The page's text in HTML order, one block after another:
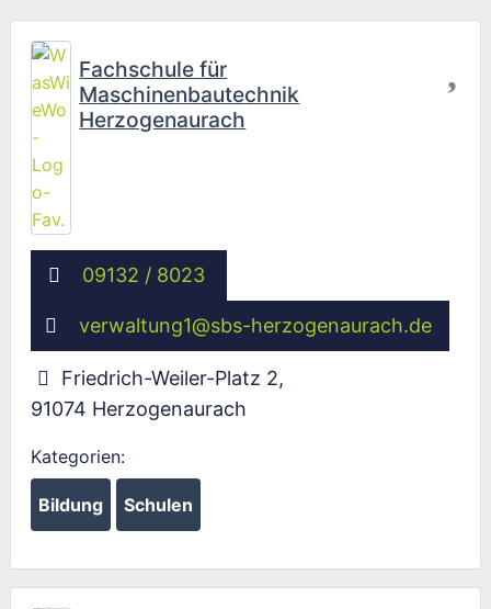
Fachschule für
Maschinenbautechnik
Herzogenaurach
09132 / 8023
verwaltung1@sbs-herzogenaurach.de
Friedrich-Weiler-Platz 2,
91074 Herzogenaurach
Kategorien:
Bildung Schulen